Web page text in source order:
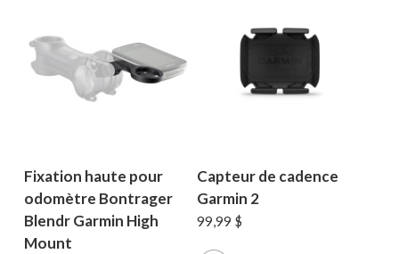
Fixation haute pour
odomètre Bontrager
Blendr Garmin High
Mount
Capteur de cadence
Garmin 2
99,99 $